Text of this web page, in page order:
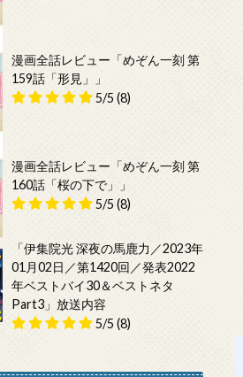
漫画全話レビュー「めぞん一刻 第
159話「形見」」
5/5 (8)
漫画全話レビュー「めぞん一刻 第
160話「桜の下で」」
5/5 (8)
「伊集院光 深夜の馬鹿力／2023年
01月02日／第1420回／発表2022
年ベストバイ30＆ベストネタ
Part3」放送内容
5/5 (8)